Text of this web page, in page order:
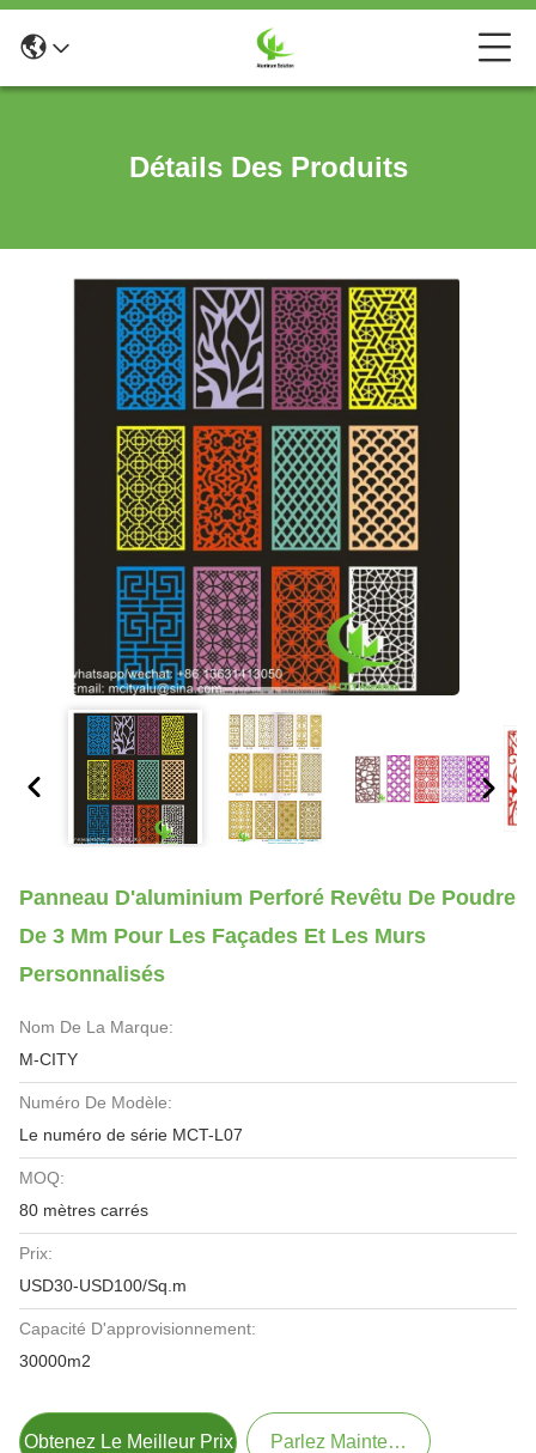
Détails Des Produits
Panneau D'aluminium Perforé Revêtu De Poudre
De 3 Mm Pour Les Façades Et Les Murs
Personnalisés
Nom De La Marque:
M-CITY
Numéro De Modèle:
Le numéro de série MCT-L07
MOQ:
80 mètres carrés
Prix:
USD30-USD100/Sq.m
Capacité D'approvisionnement:
30000m2
Obtenez Le Meilleur Prix Parlez Maintenant.